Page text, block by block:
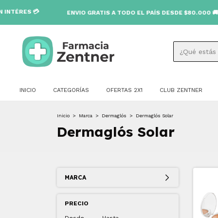
ENVIO GRATIS A TODO EL PAÍS DESDE $80.000 🚚
INICIO CATEGORÍAS OFERTAS 2X1 CLUB ZENTNER
Inicio > Marca > Dermaglós > Dermaglós Solar
Dermaglós Solar
MARCA
PRECIO